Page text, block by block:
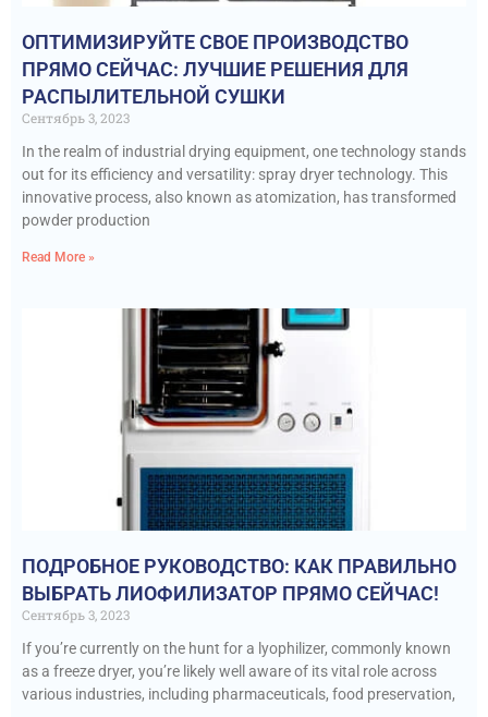
ОПТИМИЗИРУЙТЕ СВОЕ ПРОИЗВОДСТВО
ПРЯМО СЕЙЧАС: ЛУЧШИЕ РЕШЕНИЯ ДЛЯ
РАСПЫЛИТЕЛЬНОЙ СУШКИ
Сентябрь 3, 2023
In the realm of industrial drying equipment, one technology stands
out for its efficiency and versatility: spray dryer technology. This
innovative process, also known as atomization, has transformed
powder production
Read More »
ПОДРОБНОЕ РУКОВОДСТВО: КАК ПРАВИЛЬНО
ВЫБРАТЬ ЛИОФИЛИЗАТОР ПРЯМО СЕЙЧАС!
Сентябрь 3, 2023
If you’re currently on the hunt for a lyophilizer, commonly known
as a freeze dryer, you’re likely well aware of its vital role across
various industries, including pharmaceuticals, food preservation,